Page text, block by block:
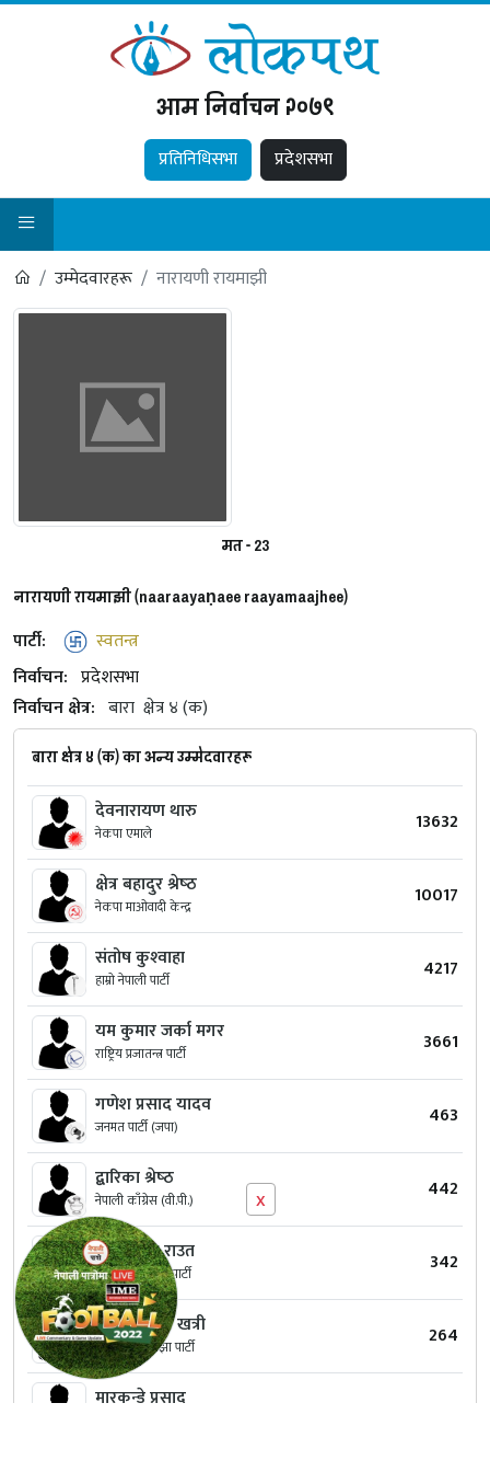
आम निर्वाचन २०७९
प्रतिनिधिसभा प्रदेशसभा
उम्मेदवारहरू नारायणी रायमाझी
मत - 23
नारायणी रायमाझी (naaraayaṇaee raayamaajhee)
पार्टी:
स्वतन्त्र
निर्वाचन: प्रदेशसभा
निर्वाचन क्षेत्र: बारा क्षेत्र ४ (क)
बारा क्षेत्र ४ (क) का अन्य उम्मेदवारहरू
देवनारायण थारु
नेकपा एमाले 13632
क्षेत्र बहादुर श्रेष्‍ठ
नेकपा माओवादी केन्द्र 10017
संतोष कुश्‍वाहा
हाम्रो नेपाली पार्टी 4217
यम कुमार जर्का मगर
राष्ट्रिय प्रजातन्त्र पार्टी 3661
गणेश प्रसाद यादव
जनमत पार्टी (जपा) 463
द्बारिका श्रेष्‍ठ
नेपाली काँग्रेस (वी.पी.) 442
नन्‍दा लाल राउत
नागरिक उन्मुक्ति पार्टी 342
डम्बर बहादुर खत्री
विवेकशील साझा पार्टी 264
मारकन्डे प्रसाद
x